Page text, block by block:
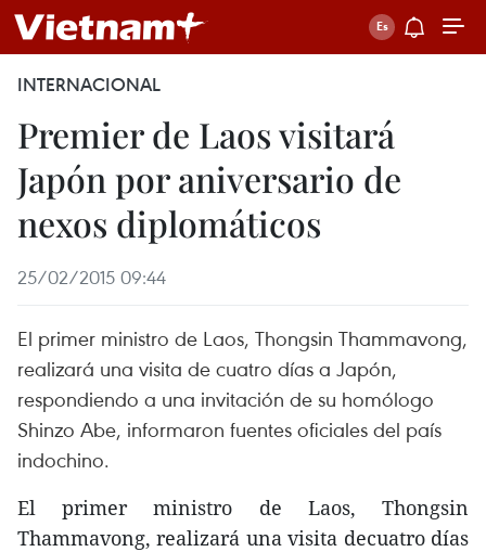
INTERNACIONAL
Premier de Laos visitará
Japón por aniversario de
nexos diplomáticos
25/02/2015 09:44
El primer ministro de Laos, Thongsin Thammavong,
realizará una visita de cuatro días a Japón,
respondiendo a una invitación de su homólogo
Shinzo Abe, informaron fuentes oficiales del país
indochino.
El primer ministro de Laos, Thongsin
Thammavong, realizará una visita decuatro días